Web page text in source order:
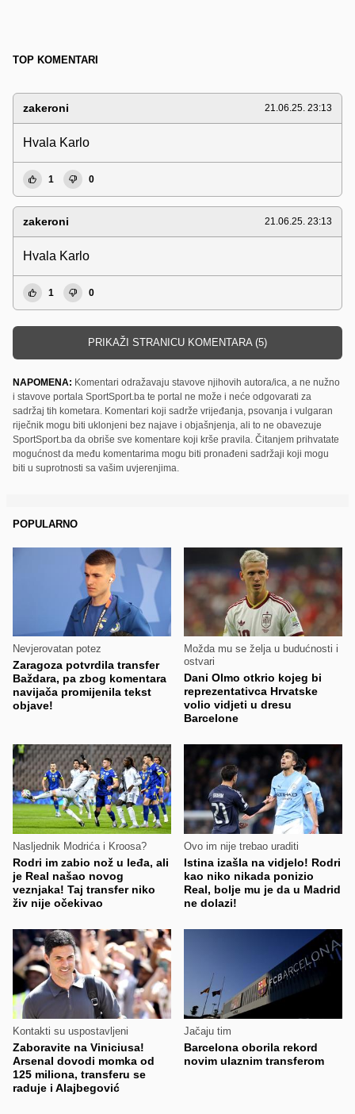
TOP KOMENTARI
zakeroni 21.06.25. 23:13
Hvala Karlo
1 0
zakeroni 21.06.25. 23:13
Hvala Karlo
1 0
PRIKAŽI STRANICU KOMENTARA (5)
NAPOMENA: Komentari odražavaju stavove njihovih autora/ica, a ne nužno
i stavove portala SportSport.ba te portal ne može i neće odgovarati za
sadržaj tih kometara. Komentari koji sadrže vrijeđanja, psovanja i vulgaran
riječnik mogu biti uklonjeni bez najave i objašnjenja, ali to ne obavezuje
SportSport.ba da obriše sve komentare koji krše pravila. Čitanjem prihvatate
mogućnost da među komentarima mogu biti pronađeni sadržaji koji mogu
biti u suprotnosti sa vašim uvjerenjima.
POPULARNO
Nevjerovatan potez
Zaragoza potvrdila transfer
Baždara, pa zbog komentara
navijača promijenila tekst
objave!
Možda mu se želja u budućnosti i
ostvari
Dani Olmo otkrio kojeg bi
reprezentativca Hrvatske
volio vidjeti u dresu
Barcelone
Nasljednik Modrića i Kroosa?
Rodri im zabio nož u leđa, ali
je Real našao novog
veznjaka! Taj transfer niko
živ nije očekivao
Ovo im nije trebao uraditi
Istina izašla na vidjelo! Rodri
kao niko nikada ponizio
Real, bolje mu je da u Madrid
ne dolazi!
Kontakti su uspostavljeni
Zaboravite na Viniciusa!
Arsenal dovodi momka od
125 miliona, transferu se
raduje i Alajbegović
Jačaju tim
Barcelona oborila rekord
novim ulaznim transferom